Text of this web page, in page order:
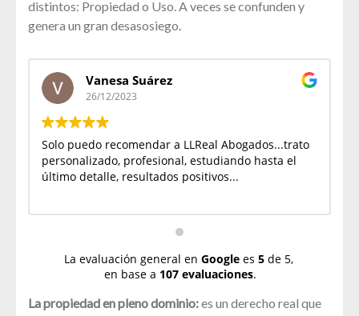
distintos: Propiedad o Uso. A veces se confunden y
genera un gran desasosiego.
Vanesa Suárez
26/12/2023
Solo puedo recomendar a LLReal Abogados...trato
personalizado, profesional, estudiando hasta el
último detalle, resultados positivos...
La evaluación general en Google es 5 de 5,
en base a 107 evaluaciones.
La propiedad en pleno dominio:es un derecho real que